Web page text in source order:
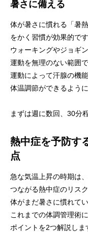
暑さに備える
体が暑さに慣れる「暑
をかく習慣が効果的です
ウォーキングやジョギ
運動を無理のない範囲
運動によって汗腺の機
体温調節ができるように
まずは週に数回、30分
熱中症を予防す
点
急な気温上昇の時期は
つながる熱中症のリス
体がまだ暑さに慣れて
これまでの体調管理術
ポイントを2つ解説しま